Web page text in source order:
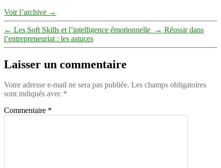
Voir l’archive →
← Les Soft Skills et l’intelligence émotionnelle → Réussir dans
l’entrepreneuriat : les astuces
Laisser un commentaire
Votre adresse e-mail ne sera pas publiée. Les champs obligatoires
sont indiqués avec *
Commentaire *